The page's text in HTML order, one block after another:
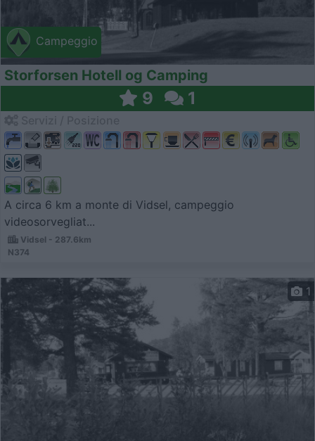
Campeggio
Storforsen Hotell og Camping
9 1
A circa 6 km a monte di Vidsel, campeggio
videosorvegliat...
Vidsel - 287.6km
N374
1